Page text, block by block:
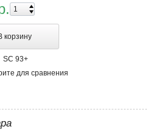
корзину
SC 93+
для сравнения